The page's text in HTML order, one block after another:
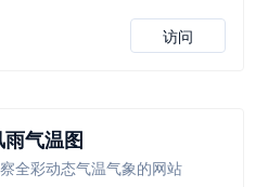
访问
气温图
全彩动态气温气象的网站